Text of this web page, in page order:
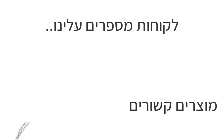
לקוחות מספרים עלינו..
מוצרים קשורים